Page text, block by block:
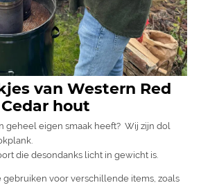
van Western Red
Cedar hout
geheel eigen smaak heeft? Wij zijn dol
die desondanks licht in gewicht is.
gebruiken voor verschillende items, zoals